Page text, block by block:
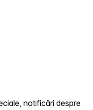
notificări despre